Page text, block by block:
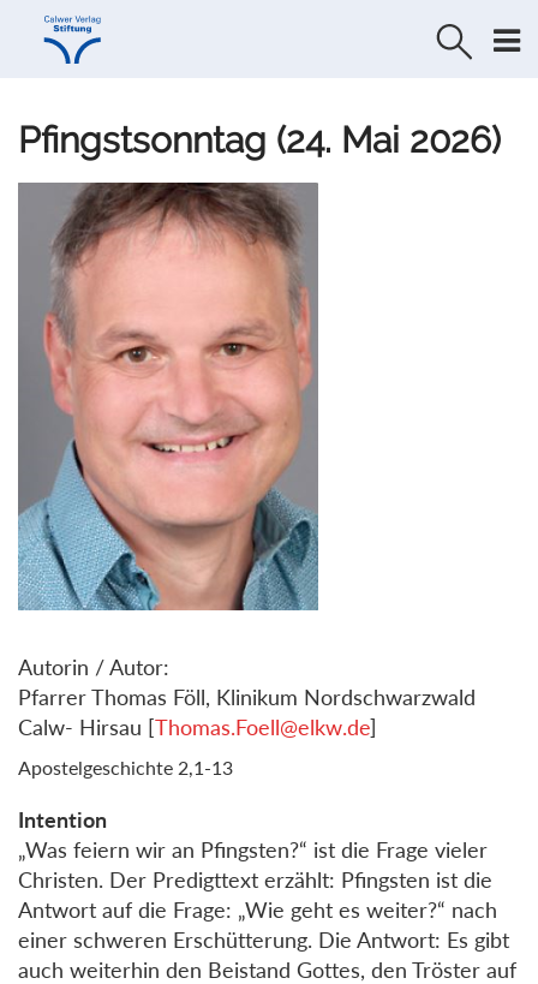
Direkt
Direkt
Pfingstsonntag (24. Mai 2026)
Autorin / Autor:
Pfarrer Thomas Föll, Klinikum Nordschwarzwald
Calw- Hirsau [Thomas.Foell@elkw.de]
Apostelgeschichte 2,1-13
Intention
„Was feiern wir an Pfingsten?“ ist die Frage vieler
Christen. Der Predigttext erzählt: Pfingsten ist die
Antwort auf die Frage: „Wie geht es weiter?“ nach
einer schweren Erschütterung. Die Antwort: Es gibt
auch weiterhin den Beistand Gottes, den Tröster auf